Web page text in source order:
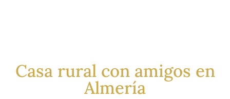
Casa rural con amigos en
Almería